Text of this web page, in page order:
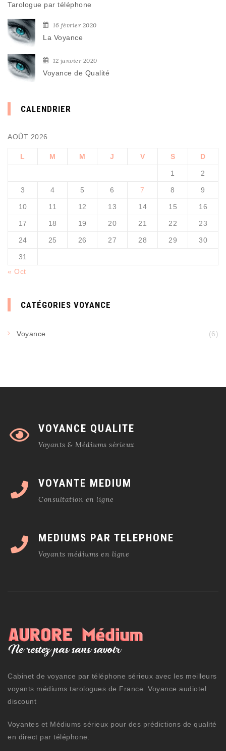
Tarologue par téléphone
16 février 2020
La Voyance
12 janvier 2020
Voyance de Qualité
CALENDRIER
AOÛT 2026
L M M J V S D
1 2
3 4 5 6 7 8 9
10 11 12 13 14 15 16
17 18 19 20 21 22 23
24 25 26 27 28 29 30
31
« Oct
CATÉGORIES VOYANCE
Voyance (6)
VOYANCE QUALITE
Voyants & Médiums sérieux
VOYANTE MEDIUM
Consultation en ligne
MEDIUMS PAR TELEPHONE
Voyants médiums en ligne
Cabinet de voyance par téléphone sérieux avec les meilleurs
voyants médiums tarologues de France. Voyance audiotel
discount
Voyantes et Médiums sérieux pour des prédictions de qualité
en direct par téléphone.